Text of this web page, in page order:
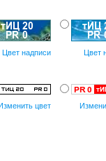
Цвет надписи Цвет
цвет